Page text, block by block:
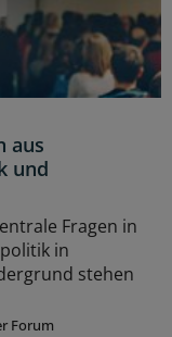
aus
und
Fragen in
in
stehen
Forum